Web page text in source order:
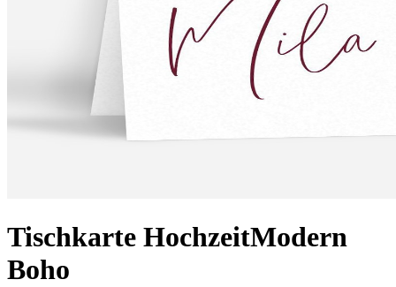
Tischkarte HochzeitModern
Boho